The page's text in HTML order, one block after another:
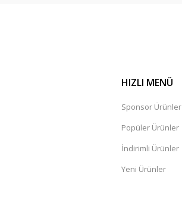
HIZLI MENÜ
Sponsor Ürünler
Popüler Ürünler
İndirimli Ürünler
Yeni Ürünler